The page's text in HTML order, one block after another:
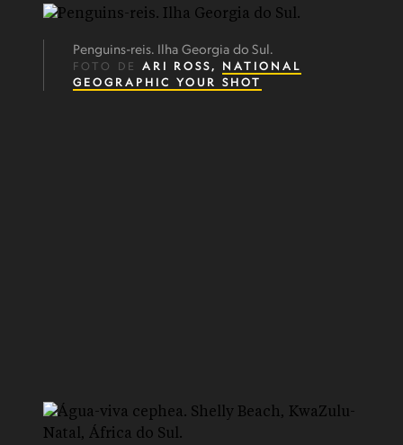
Penguins-reis. Ilha Georgia do Sul.
FOTO DE ARI ROSS, NATIONAL
GEOGRAPHIC YOUR SHOT